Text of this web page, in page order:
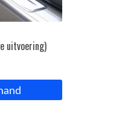
uitvoering)